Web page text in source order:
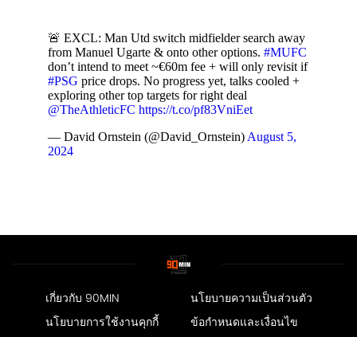
🚨 EXCL: Man Utd switch midfielder search away
from Manuel Ugarte & onto other options. #MUFC
don’t intend to meet ~€60m fee + will only revisit if
#PSG price drops. No progress yet, talks cooled +
exploring other top targets for right deal
@TheAthleticFC https://t.co/pf83VniEet
— David Ornstein (@David_Ornstein) August 5,
2024
เกี่ยวกับ 90MIN
นโยบายความเป็นส่วนตัว
นโยบายการใช้งานคุกกี้
ข้อกำหนดและเงื่อนไข